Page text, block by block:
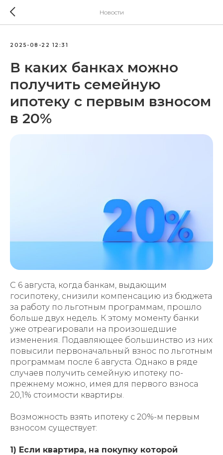
Новости
2025-08-22 12:31
В каких банках можно
получить семейную
ипотеку с первым взносом
в 20%
С 6 августа, когда банкам, выдающим
госипотеку, снизили компенсацию из бюджета
за работу по льготным программам, прошло
больше двух недель. К этому моменту банки
уже отреагировали на произошедшие
изменения. Подавляющее большинство из них
повысили первоначальный взнос по льготным
программам после 6 августа. Однако в ряде
случаев получить семейную ипотеку по-
прежнему можно, имея для первого взноса
20,1% стоимости квартиры.
Возможность взять ипотеку с 20%-м первым
взносом существует:
1) Если квартира, на покупку которой